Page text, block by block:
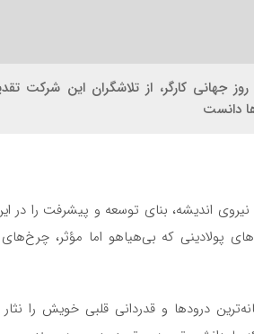
جهانی کارگر، از تلاشگران این شرکت
دانست
اندیشه، بنای توسعه و پیشرفت را در
پولادینی که بی‌هیاهو اما مؤثر،
درودها و قدردانی قلبی خویش را